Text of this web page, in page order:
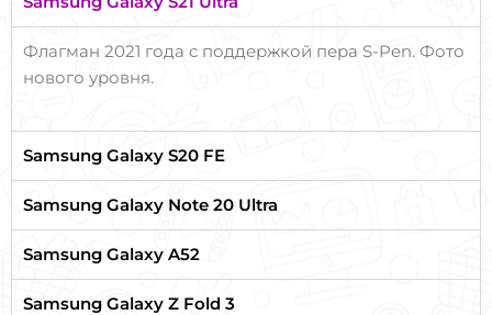
Флагман 2021 года с поддержкой пера S-Pen. Фото
нового уровня.
Samsung Galaxy S20 FE
Samsung Galaxy Note 20 Ultra
Samsung Galaxy A52
Samsung Galaxy Z Fold 3